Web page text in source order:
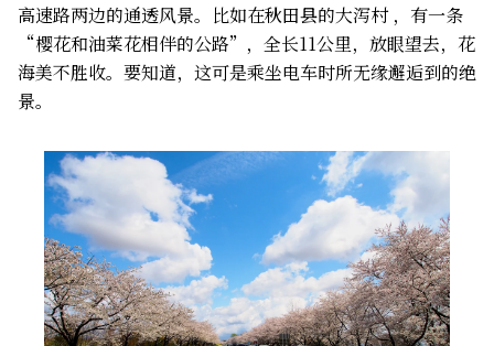
高速路两边的通透风景。比如在秋田县的大泻村 ，有一条
“樱花和油菜花相伴的公路”，全长11公里，放眼望去，花
海美不胜收。要知道，这可是乘坐电车时所无缘邂逅到的绝
景。